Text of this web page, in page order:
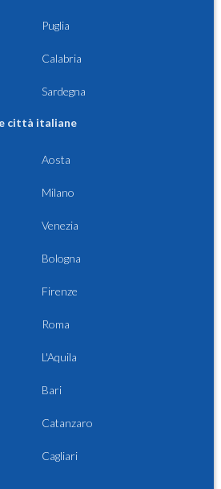
Puglia
Calabria
Sardegna
città italiane
Aosta
Milano
Venezia
Bologna
Firenze
Roma
L'Aquila
Bari
Catanzaro
Cagliari